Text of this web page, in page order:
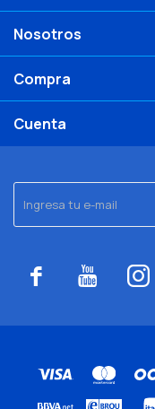
  
Nosotros
Compra
Cuenta